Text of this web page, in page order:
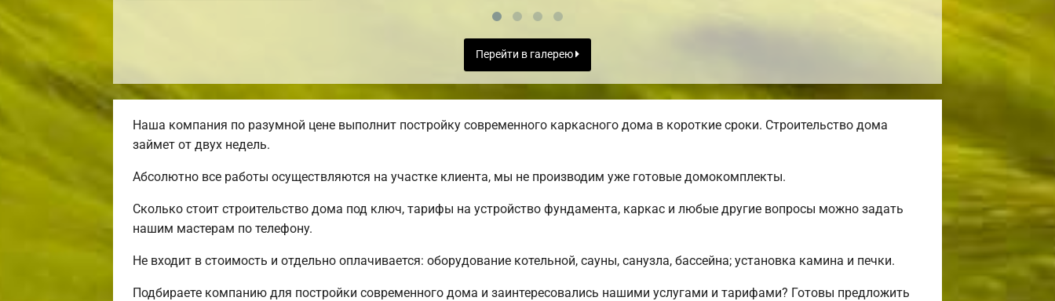
Перейти в галерею
Наша компания по разумной цене выполнит постройку современного каркасного дома в короткие сроки. Строительство дома
займет от двух недель.
Абсолютно все работы осуществляются на участке клиента, мы не производим уже готовые домокомплекты.
Сколько стоит строительство дома под ключ, тарифы на устройство фундамента, каркас и любые другие вопросы можно задать
нашим мастерам по телефону.
Не входит в стоимость и отдельно оплачивается: оборудование котельной, сауны, санузла, бассейна; установка камина и печки.
Подбираете компанию для постройки современного дома и заинтересовались нашими услугами и тарифами? Готовы предложить